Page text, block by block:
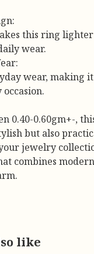
this ring
wear.
wear, making
occasion.
0.40-0.60gm+-,
but also
jewelry
combines
like